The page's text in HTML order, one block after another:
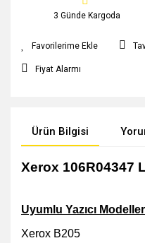
3 Günde Kargoda
Fiyat Alarmı
Ürün Bilgisi
Xerox 106R04347
Uyumlu Yazıcı
Xerox B205